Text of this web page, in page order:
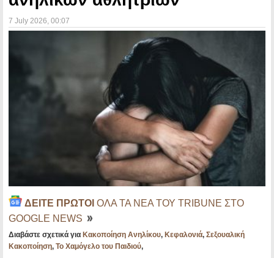
7 July 2026 , 00:07
ΔΕΙΤΕ ΠΡΩΤΟΙ ΟΛΑ ΤΑ ΝΕΑ ΤΟΥ TRIBUNE ΣΤΟ
GOOGLE NEWS
Διαβάστε σχετικά για Κακοποίηση Ανηλίκου, Κεφαλονιά, Σεξουαλική
Κακοποίηση, Το Χαμόγελο του Παιδιού,